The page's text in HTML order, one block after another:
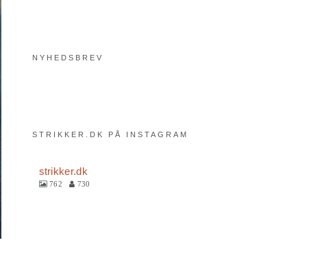
NYHEDSBREV
STRIKKER.DK PÅ INSTAGRAM
strikker.dk
762 730